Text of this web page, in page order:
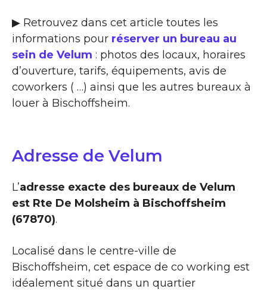
▶ Retrouvez dans cet article toutes les
informations pour réserver un bureau au
sein de Velum : photos des locaux, horaires
d’ouverture, tarifs, équipements, avis de
coworkers ( …) ainsi que les autres bureaux à
louer à Bischoffsheim.
Adresse de Velum
L’adresse exacte des bureaux de Velum
est Rte De Molsheim à Bischoffsheim
(67870).
Localisé dans le centre-ville de
Bischoffsheim, cet espace de co working est
idéalement situé dans un quartier